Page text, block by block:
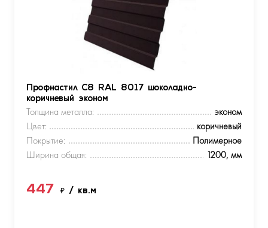
Профнастил С8 RAL 8017 шоколадно-
коричневый эконом
Толщина металла:
эконом
Цвет:
коричневый
Покрытие:
Полимерное
Ширина общая:
1200, мм
447 ₽ / кв.м